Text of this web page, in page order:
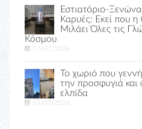
Εστιατόριο-
Καρυές: Εκεί που
Μιλάει Όλες τις
Κόσμου
17/07/2026
Το χωριό που
την προσφυγιά και
ελπίδα
07/07/2026